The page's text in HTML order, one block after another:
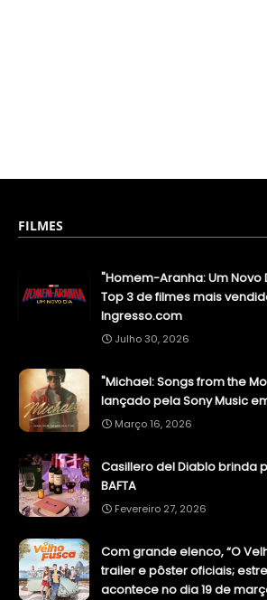
FILMES
"Homem-Aranha: Um Novo
Top 3 de filmes mais
Ingresso.com
Julho 30, 2026
"Michael: Songs from the
lançado pela Sony Music
Março 16, 2026
Casillero del Diablo brinda
BAFTA
Fevereiro 27, 2026
Com grande elenco, “O
trailer e pôster oficiais;
acontece no dia 19 de